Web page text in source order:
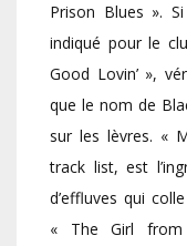
Prison Blues ».
indiqué pour le
Good Lovin’ »,
que le nom de
sur les lèvres. «
track list, est
d’effluves qui
« The Girl